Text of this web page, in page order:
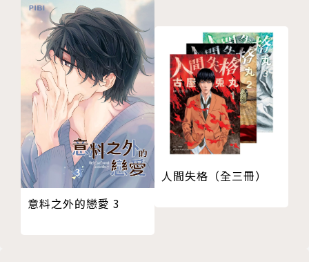
意料之外的戀愛 3
人間失格（全三冊）